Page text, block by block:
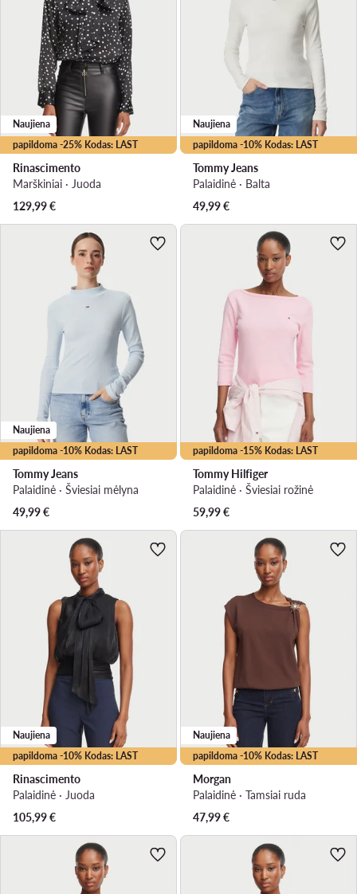
papildoma -25% Kodas: LAST
Naujiena
Rinascimento
Marškiniai · Juoda
129,99€
papildoma -10% Kodas: LAST
Naujiena
Tommy Jeans
Palaidinė · Balta
49,99€
papildoma -10% Kodas: LAST
Naujiena
Tommy Jeans
Palaidinė · Šviesiai mėlyna
49,99€
papildoma -15% Kodas: LAST
Tommy Hilfiger
Palaidinė · Šviesiai rožinė
59,99€
papildoma -10% Kodas: LAST
Naujiena
Rinascimento
Palaidinė · Juoda
105,99€
papildoma -10% Kodas: LAST
Naujiena
Morgan
Palaidinė · Tamsiai ruda
47,99€